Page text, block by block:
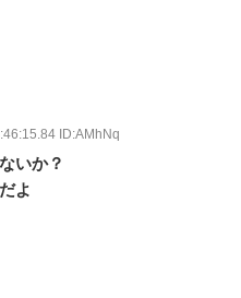
ID:AMhNq
いか？
よ